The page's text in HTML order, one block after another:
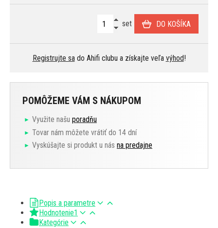
set DO KOŠÍKA
Registrujte sado Ahifi clubu a získajte veľa výhod!
POMÔŽEME VÁM S NÁKUPOM
Využite našu poradňu
Tovar nám môžete vrátiť do 14 dní
Vyskúšajte si produkt u nás na predajne
Popis a parametre
Hodnotenie1
Kategórie